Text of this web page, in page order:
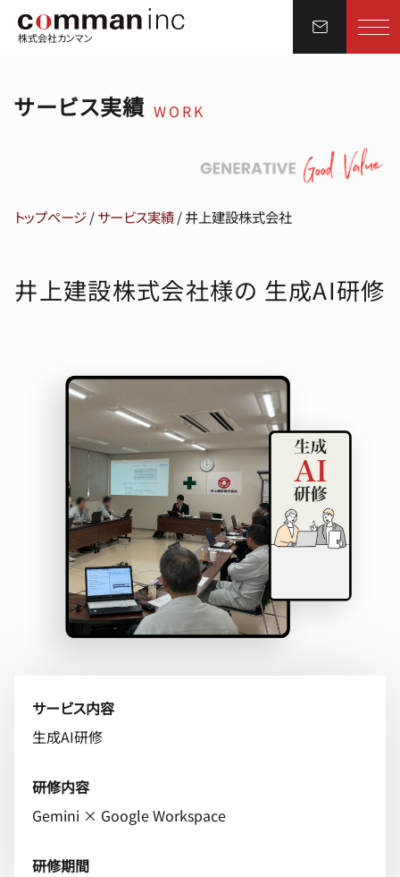
株式会社カンマン
サービス実績 WORK
トップページ/サービス実績/井上建設株式会社
井上建設株式会社様の 生成AI研修
サービス内容
生成AI研修
研修内容
Gemini × Google Workspace
研修期間